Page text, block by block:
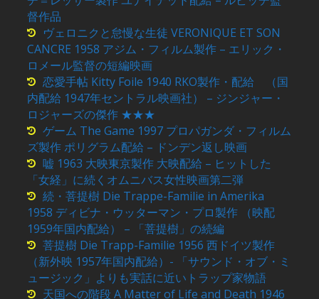
督作品
ヴェロニクと怠慢な生徒 VERONIQUE ET SON
CANCRE 1958 アジム・フィルム製作 – エリック・
ロメール監督の短編映画
恋愛手帖 Kitty Foile 1940 RKO製作・配給 （国
内配給 1947年セントラル映画社） – ジンジャー・
ロジャーズの傑作 ★★★
ゲーム The Game 1997 プロパガンダ・フィルム
ズ製作 ポリグラム配給 – ドンデン返し映画
嘘 1963 大映東京製作 大映配給 – ヒットした
「女経」に続くオムニバス女性映画第二弾
続・菩提樹 Die Trappe-Familie in Amerika
1958 ディビナ・ウッターマン・プロ製作 （映配
1959年国内配給） – 「菩提樹」の続編
菩提樹 Die Trapp-Familie 1956 西ドイツ製作
（新外映 1957年国内配給）- 「サウンド・オブ・ミ
ュージック」よりも実話に近いトラップ家物語
天国への階段 A Matter of Life and Death 1946